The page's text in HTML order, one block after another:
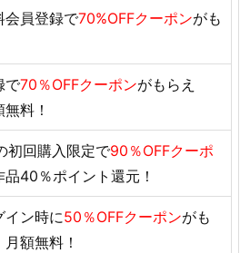
会員登録で70%OFFクーポンがも
で70％OFFクーポンがもらえ
料！
初回購入限定で90％OFFクーポ
品40％ポイント還元！
イン時に50％OFFクーポンがも
額無料！